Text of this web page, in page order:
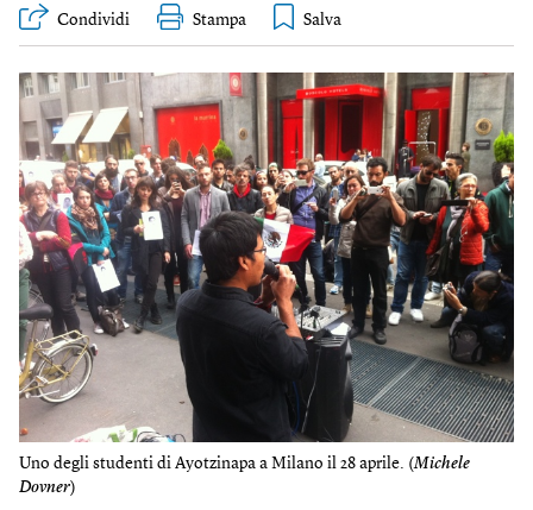
Condividi Stampa
Uno degli studenti di Ayotzinapa a Milano il 28 aprile. (Michele
Dovner)